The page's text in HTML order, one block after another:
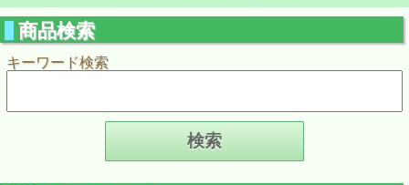
商品検索
キーワード検索